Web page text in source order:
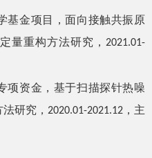
基金项目，面向接触共振原
量重构方法研究， 2021.01-
项资金，基于扫描探针热噪
研究， 2020.01-2021.12，主